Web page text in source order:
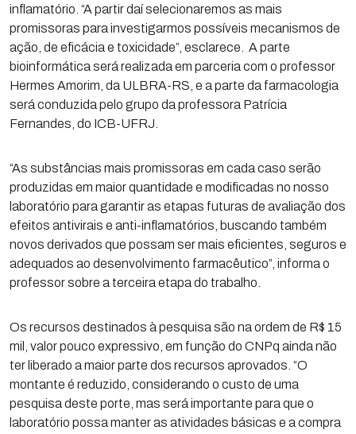
inflamatório. “A partir daí selecionaremos as mais
promissoras para investigarmos possíveis mecanismos de
ação, de eficácia e toxicidade”, esclarece. A parte
bioinformática será realizada em parceria com o professor
Hermes Amorim, da ULBRA-RS, e a parte da farmacologia
será conduzida pelo grupo da professora Patrícia
Fernandes, do ICB-UFRJ.
“As substâncias mais promissoras em cada caso serão
produzidas em maior quantidade e modificadas no nosso
laboratório para garantir as etapas futuras de avaliação dos
efeitos antivirais e anti-inflamatórios, buscando também
novos derivados que possam ser mais eficientes, seguros e
adequados ao desenvolvimento farmacêutico”, informa o
professor sobre a terceira etapa do trabalho.
Os recursos destinados à pesquisa são na ordem de R$ 15
mil, valor pouco expressivo, em função do CNPq ainda não
ter liberado a maior parte dos recursos aprovados. “O
montante é reduzido, considerando o custo de uma
pesquisa deste porte, mas será importante para que o
laboratório possa manter as atividades básicas e a compra